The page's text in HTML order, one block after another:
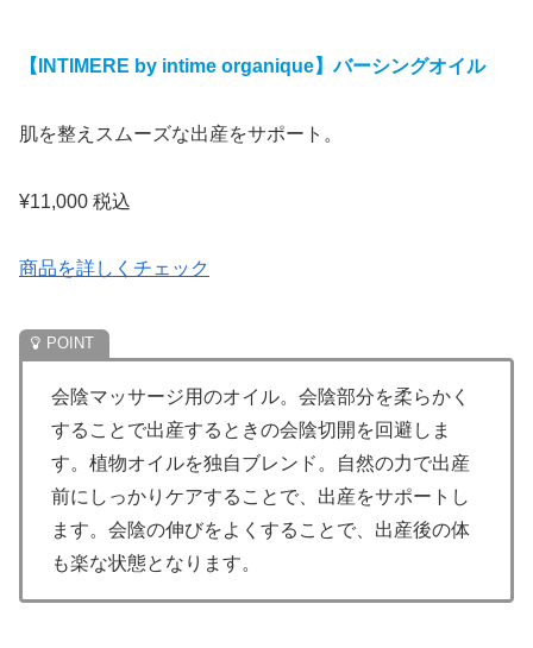
【INTIMERE by intime organique】バーシングオイル
肌を整えスムーズな出産をサポート。
¥11,000 税込
商品を詳しくチェック
会陰マッサージ用のオイル。会陰部分を柔らかく
することで出産するときの会陰切開を回避しま
す。植物オイルを独自ブレンド。自然の力で出産
前にしっかりケアすることで、出産をサポートし
ます。会陰の伸びをよくすることで、出産後の体
も楽な状態となります。